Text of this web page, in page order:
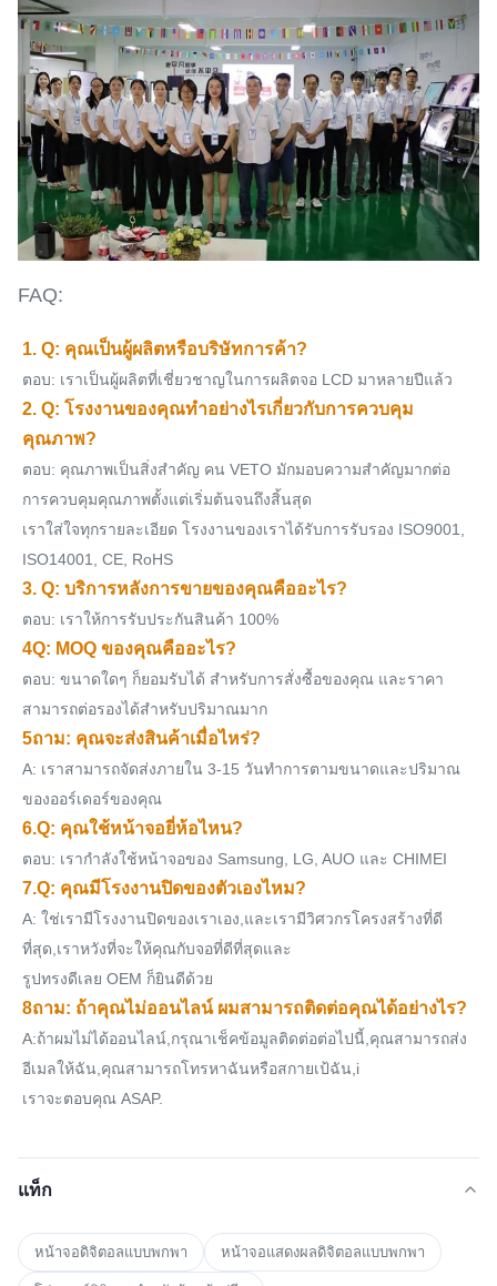
FAQ:
1. Q: คุณเป็นผู้ผลิตหรือบริษัทการค้า?
ตอบ: เราเป็นผู้ผลิตที่เชี่ยวชาญในการผลิตจอ LCD มาหลายปีแล้ว
2. Q: โรงงานของคุณทําอย่างไรเกี่ยวกับการควบคุม
คุณภาพ?
ตอบ: คุณภาพเป็นสิ่งสําคัญ คน VETO มักมอบความสําคัญมากต่อ
การควบคุมคุณภาพตั้งแต่เริ่มต้นจนถึงสิ้นสุด
เราใส่ใจทุกรายละเอียด โรงงานของเราได้รับการรับรอง ISO9001,
ISO14001, CE, RoHS
3. Q: บริการหลังการขายของคุณคืออะไร?
ตอบ: เราให้การรับประกันสินค้า 100%
4Q: MOQ ของคุณคืออะไร?
ตอบ: ขนาดใดๆ ก็ยอมรับได้ สําหรับการสั่งซื้อของคุณ และราคา
สามารถต่อรองได้สําหรับปริมาณมาก
5ถาม: คุณจะส่งสินค้าเมื่อไหร่?
A: เราสามารถจัดส่งภายใน 3-15 วันทําการตามขนาดและปริมาณ
ของออร์เดอร์ของคุณ
6.Q: คุณใช้หน้าจอยี่ห้อไหน?
ตอบ: เรากําลังใช้หน้าจอของ Samsung, LG, AUO และ CHIMEI
7.Q: คุณมีโรงงานปิดของตัวเองไหม?
A: ใช่เรามีโรงงานปิดของเราเอง,และเรามีวิศวกรโครงสร้างที่ดี
ที่สุด,เราหวังที่จะให้คุณกับจอที่ดีที่สุดและ
รูปทรงดีเลย OEM ก็ยินดีด้วย
8ถาม: ถ้าคุณไม่ออนไลน์ ผมสามารถติดต่อคุณได้อย่างไร?
A:ถ้าผมไม่ได้ออนไลน์,กรุณาเช็คข้อมูลติดต่อต่อไปนี้,คุณสามารถส่ง
อีเมลให้ฉัน,คุณสามารถโทรหาฉันหรือสกายเป้ฉัน,i
เราจะตอบคุณ ASAP.
แท็ก
หน้าจอดิจิตอลแบบพกพา หน้าจอแสดงผลดิจิตอลแบบพกพา